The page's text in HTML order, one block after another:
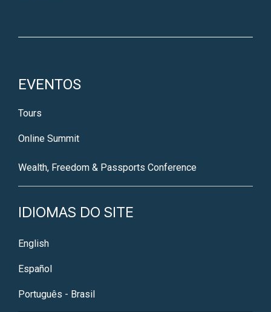
EVENTOS
Tours
Online Summit
Wealth, Freedom & Passports Conference
IDIOMAS DO SITE
English
Español
Português - Brasil